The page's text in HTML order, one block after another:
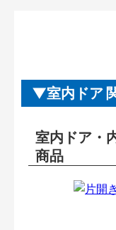
室内ドア
室内ドア・
商品